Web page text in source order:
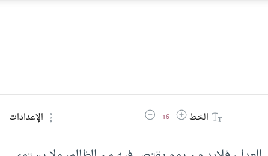
الخطزيادة حجم الخط
16 تقليل حجم الخط الإعدادات